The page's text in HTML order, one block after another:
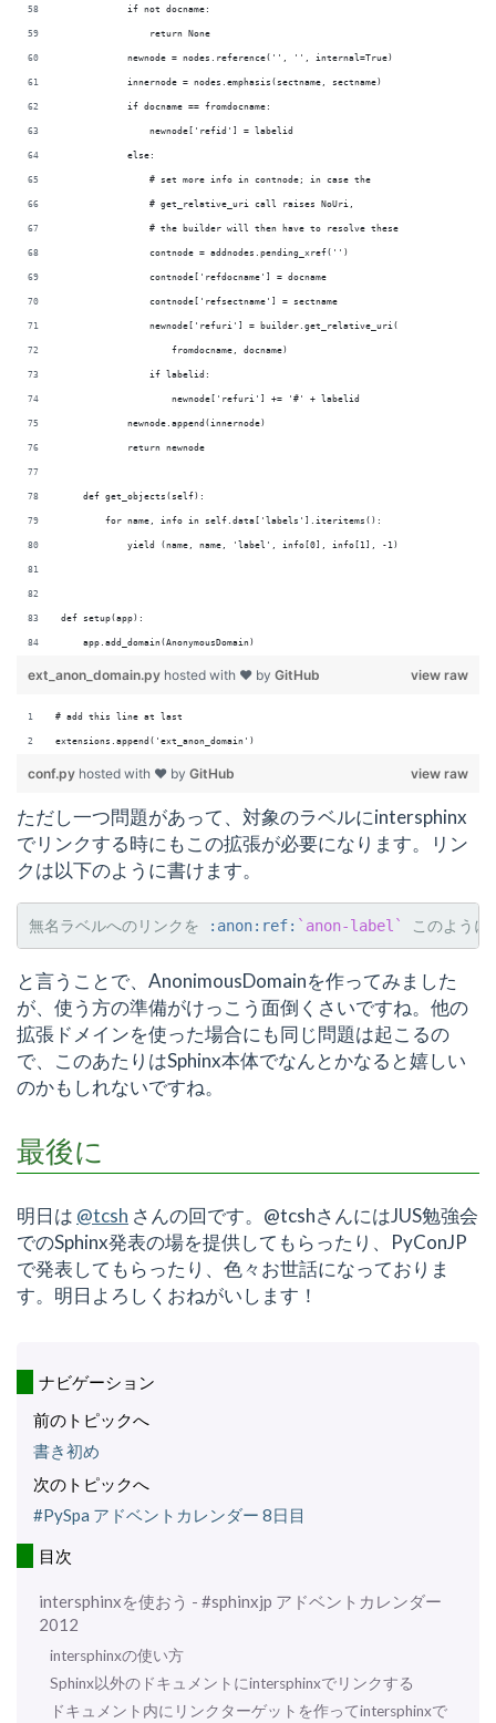
            if not docname:
                return None
            newnode = nodes.reference('', '', internal=True)
            innernode = nodes.emphasis(sectname, sectname)
            if docname == fromdocname:
                newnode['refid'] = labelid
            else:
                # set more info in contnode; in case the
                # get_relative_uri call raises NoUri,
                # the builder will then have to resolve these
                contnode = addnodes.pending_xref('')
                contnode['refdocname'] = docname
                contnode['refsectname'] = sectname
                newnode['refuri'] = builder.get_relative_uri(
                    fromdocname, docname)
                if labelid:
                    newnode['refuri'] += '#' + labelid
            newnode.append(innernode)
            return newnode
    def get_objects(self):
        for name, info in self.data['labels'].iteritems():
            yield (name, name, 'label', info[0], info[1], -1)
def setup(app):
    app.add_domain(AnonymousDomain)
view raw
ext_anon_domain.py hosted with ❤ by GitHub
# add this line at last
extensions.append('ext_anon_domain')
view raw
conf.py hosted with ❤ by GitHub
ただし一つ問題があって、対象のラベルにintersphinx
でリンクする時にもこの拡張が必要になります。リン
クは以下のように書けます。
無名ラベルへのリンクを :anon:ref: `anon-label`
と言うことで、AnonimousDomainを作ってみました
が、使う方の準備がけっこう面倒くさいですね。他の
拡張ドメインを使った場合にも同じ問題は起こるの
で、このあたりはSphinx本体でなんとかなると嬉しい
のかもしれないですね。
最後に
明日は @tcsh さんの回です。@tcshさんにはJUS勉強会
でのSphinx発表の場を提供してもらったり、PyConJP
で発表してもらったり、色々お世話になっておりま
す。明日よろしくおねがいします！
ナビゲーション
前のトピックへ
書き初め
次のトピックへ
#PySpa アドベントカレンダー 8日目
目次
intersphinxを使おう - #sphinxjp アドベントカレンダー
2012
intersphinxの使い方
Sphinx以外のドキュメントにintersphinxでリンクする
ドキュメント内にリンクターゲットを作ってintersphinxで